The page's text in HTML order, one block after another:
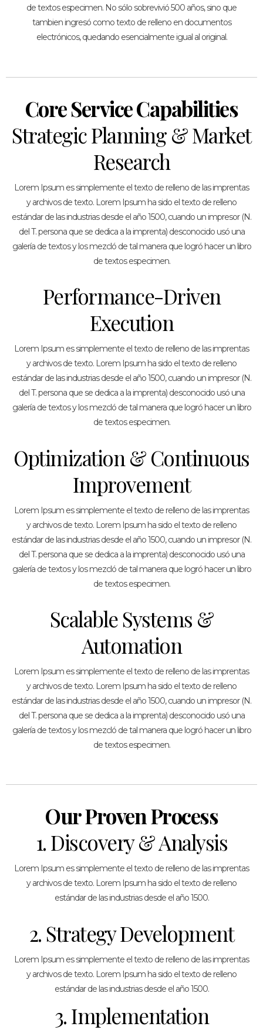
de textos especimen. No sólo sobrevivió 500 años, sino que
tambien ingresó como texto de relleno en documentos
electrónicos, quedando esencialmente igual al original.
Core Service Capabilities
Strategic Planning & Market
Research
Lorem Ipsum es simplemente el texto de relleno de las imprentas
y archivos de texto. Lorem Ipsum ha sido el texto de relleno
estándar de las industrias desde el año 1500, cuando un impresor (N.
del T. persona que se dedica a la imprenta) desconocido usó una
galería de textos y los mezcló de tal manera que logró hacer un libro
de textos especimen.
Performance-Driven
Execution
Lorem Ipsum es simplemente el texto de relleno de las imprentas
y archivos de texto. Lorem Ipsum ha sido el texto de relleno
estándar de las industrias desde el año 1500, cuando un impresor (N.
del T. persona que se dedica a la imprenta) desconocido usó una
galería de textos y los mezcló de tal manera que logró hacer un libro
de textos especimen.
Optimization & Continuous
Improvement
Lorem Ipsum es simplemente el texto de relleno de las imprentas
y archivos de texto. Lorem Ipsum ha sido el texto de relleno
estándar de las industrias desde el año 1500, cuando un impresor (N.
del T. persona que se dedica a la imprenta) desconocido usó una
galería de textos y los mezcló de tal manera que logró hacer un libro
de textos especimen.
Scalable Systems &
Automation
Lorem Ipsum es simplemente el texto de relleno de las imprentas
y archivos de texto. Lorem Ipsum ha sido el texto de relleno
estándar de las industrias desde el año 1500, cuando un impresor (N.
del T. persona que se dedica a la imprenta) desconocido usó una
galería de textos y los mezcló de tal manera que logró hacer un libro
de textos especimen.
Our Proven Process
1. Discovery & Analysis
Lorem Ipsum es simplemente el texto de relleno de las imprentas
y archivos de texto. Lorem Ipsum ha sido el texto de relleno
estándar de las industrias desde el año 1500.
2. Strategy Development
Lorem Ipsum es simplemente el texto de relleno de las imprentas
y archivos de texto. Lorem Ipsum ha sido el texto de relleno
estándar de las industrias desde el año 1500.
3. Implementation